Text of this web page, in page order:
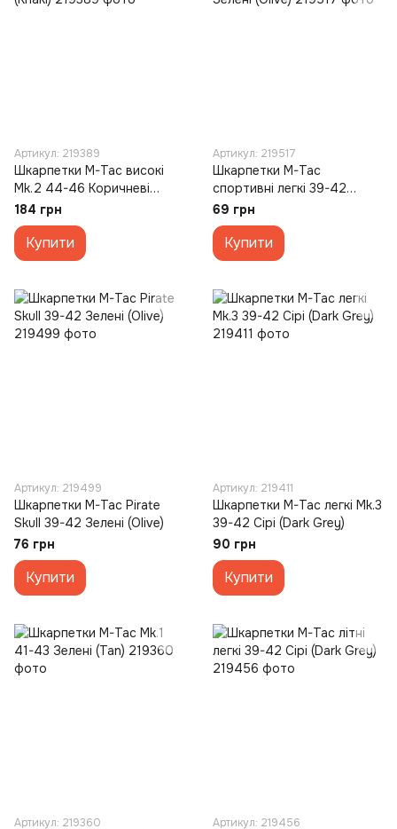
Артикул: 219389
Шкарпетки M-Tac високі
Mk.2 44-46 Коричневі
(Khaki)
184 грн
Купити
Артикул: 219517
Шкарпетки M-Tac
спортивні легкі 39-42
Зелені (Olive)
69 грн
Купити
Артикул: 219499
Шкарпетки M-Tac Pirate
Skull 39-42 Зелені (Olive)
76 грн
Купити
Артикул: 219411
Шкарпетки M-Tac легкі Mk.3
39-42 Сірі (Dark Grey)
90 грн
Купити
Артикул: 219360 Артикул: 219456